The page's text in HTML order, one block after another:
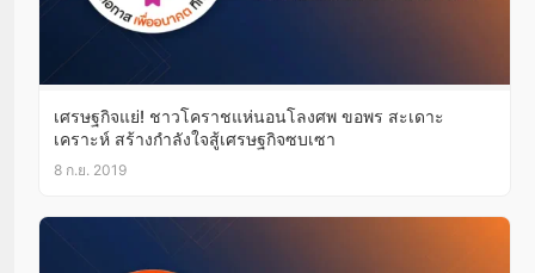
เศรษฐกิจแย่! ชาวโคราชแห่นอนโลงศพ ขอพร สะเดาะ
เคราะห์ สร้างกำลังใจสู้เศรษฐกิจซบเซา
8 ก.ย. 2019